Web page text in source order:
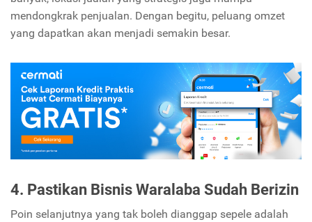
mendongkrak penjualan. Dengan begitu, peluang omzet
yang dapatkan akan menjadi semakin besar.
4. Pastikan Bisnis Waralaba Sudah Berizin
Poin selanjutnya yang tak boleh dianggap sepele adalah